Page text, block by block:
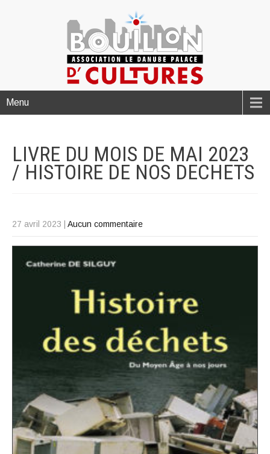
Menu
LIVRE DU MOIS DE MAI 2023
/ HISTOIRE DE NOS DECHETS
27 avril 2023 Aucun commentaire